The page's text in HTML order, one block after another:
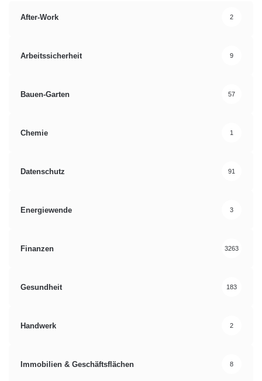
After-Work 2
Arbeitssicherheit 9
Bauen-Garten 57
Chemie 1
Datenschutz 91
Energiewende 3
Finanzen 3263
Gesundheit 183
Handwerk 2
Immobilien & Geschäftsflächen 8